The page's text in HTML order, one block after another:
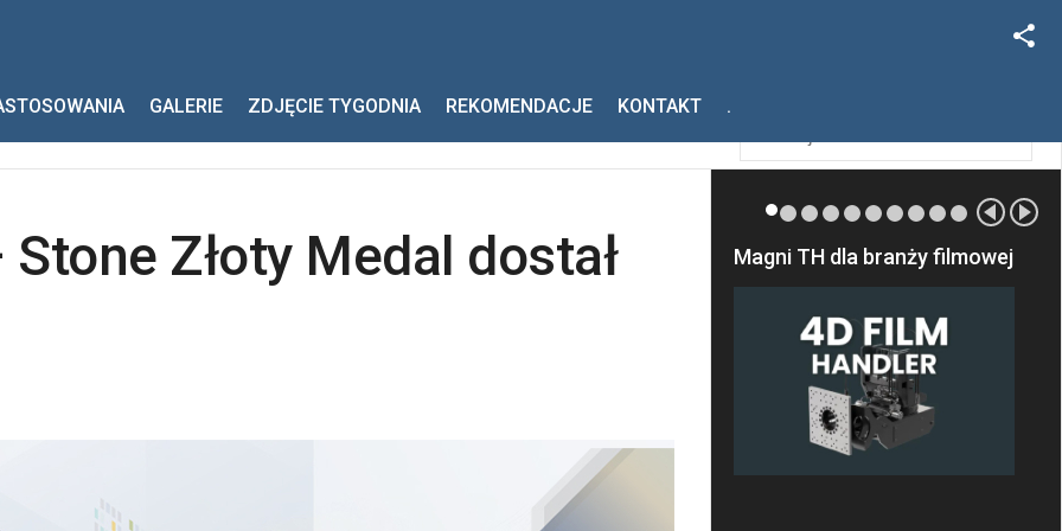
GALERIE ZDJĘCIE TYGODNIA REKOMENDACJE KONTAKT .
Złoty Medal dostał schron
Złoty Medal dostał
Magni TH dla branży filmowej